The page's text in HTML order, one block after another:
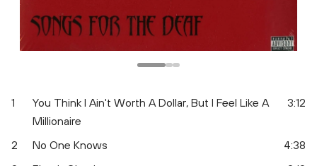
1
You Think I Ain't Worth A Dollar, But I Feel Like A
Millionaire
3:12
2 No One Knows
4:38